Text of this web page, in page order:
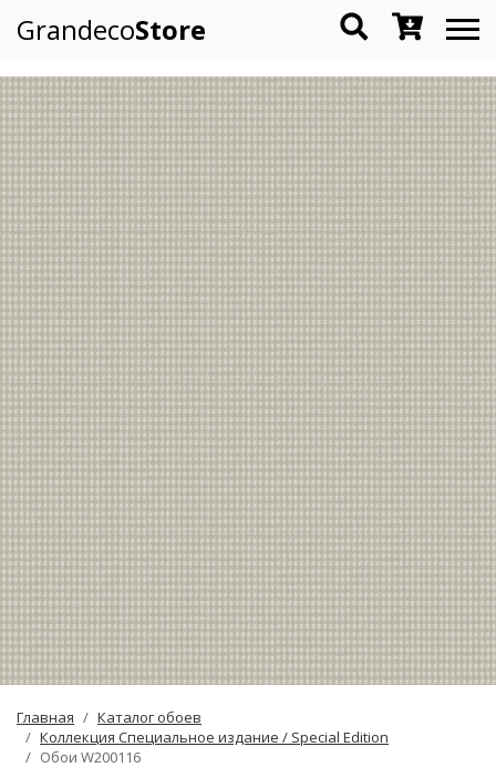
GrandecoStore
Главная
Каталог обоев
Коллекция Специальное издание / Special Edition
Обои W200116